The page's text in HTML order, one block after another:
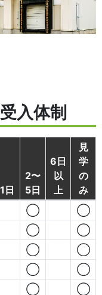
入体制
1日
2〜
5日
6日
以
上
見
学
の
み
◯
◯
◯
◯
◯
◯
◯
◯
◯ ◯